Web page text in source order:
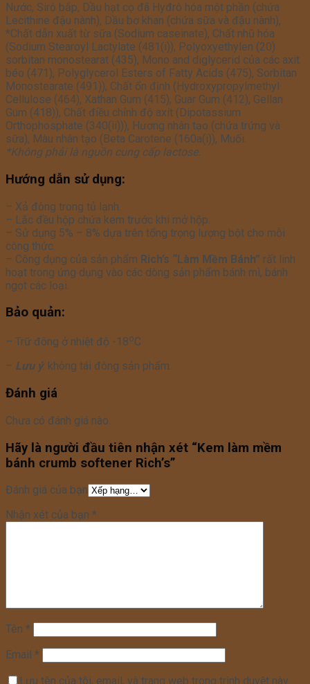
Nước, Sirô bắp, Dầu hạt cọ đã Hyđrô hóa một phần (chứa
Lecithine đậu nành), Dầu bơ khan (chứa sữa và đậu nành),
*Chất dẫn xuất từ sữa (Sodium caseinate), Chất nhũ hóa
(Sodium Stearoyl Lactylate (481(i)), Polyoxyethylen (20)
sorbitan monostearat (435), Mono and diglycerid của các axit
béo (471), Polyglycerol Esters of Fatty Acids (475), Sorbitan
Monostearate (491)), Chất ổn định (Hydroxypropylmethyl
Cellulose (464), Xathan Gum (415), Guar Gum (412), Gellan
Gum (418)), Chất điều chỉnh độ axít (Dipotassium
Orthophosphate (340(ii))), Hương nhân tạo (chứa trứng và
sữa), Màu nhân tạo (Beta Carotene (160a(i)), Muối.
*Không phải là nguồn cung cấp lactose.
Hướng dẫn sử dụng:
– Xả đông trong tủ lạnh.
– Lắc đều hộp chứa kem trước khi mở hộp.
– Sử dụng 5% – 8% dựa trên tổng trọng lượng bột cho mỗi
công thức.
– Công dụng của sản phẩm Rich’s “Làm Mềm Bánh” rất linh
hoạt trong ứng dụng vào các dòng sản phẩm bánh mì, bánh
ngọt các loại.
Bảo quản:
– Trữ đông ở nhiệt độ -18oC
– Lưu ý: không tái đông sản phẩm.
Đánh giá
Chưa có đánh giá nào.
Hãy là người đầu tiên nhận xét “Kem làm mềm
bánh crumb softener Rich’s”
Đánh giá của bạn
Nhận xét của bạn *
Tên *
Email *
Lưu tên của tôi, email, và trang web trong trình duyệt này